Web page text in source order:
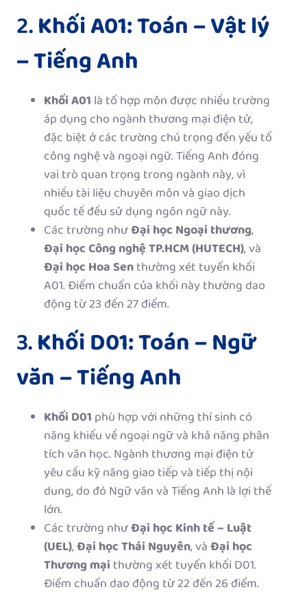
2.Khối A01: Toán – Vật lý
– Tiếng Anh
Khối A01 là tổ hợp môn được nhiều trường
áp dụng cho ngành thương mại điện tử,
đặc biệt ở các trường chú trọng đến yếu tố
công nghệ và ngoại ngữ. Tiếng Anh đóng
vai trò quan trọng trong ngành này, vì
nhiều tài liệu chuyên môn và giao dịch
quốc tế đều sử dụng ngôn ngữ này.
Các trường nhưĐại học Ngoại thương,
Đại học Công nghệ TP.HCM (HUTECH), và
Đại học Hoa Senthường xét tuyển khối
A01. Điểm chuẩn của khối này thường dao
động từ 23 đến 27 điểm.
3.Khối D01: Toán – Ngữ
văn – Tiếng Anh
Khối D01 phù hợp với những thí sinh có
năng khiếu về ngoại ngữ và khả năng phân
tích văn học. Ngành thương mại điện tử
yêu cầu kỹ năng giao tiếp và tiếp thị nội
dung, do đó Ngữ văn và Tiếng Anh là lợi thế
lớn.
Các trường nhưĐại học Kinh tế – Luật
(UEL),Đại học Thái Nguyên, vàĐại học
Thương mại thường xét tuyển khối D01.
Điểm chuẩn dao động từ 22 đến 26 điểm.